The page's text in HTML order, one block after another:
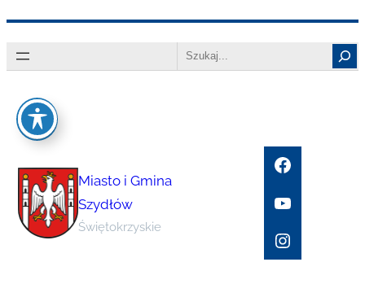
do
Search
Miasto i Gmina
Szydłów
Świętokrzyskie
Facebook
YouTube
Instagram